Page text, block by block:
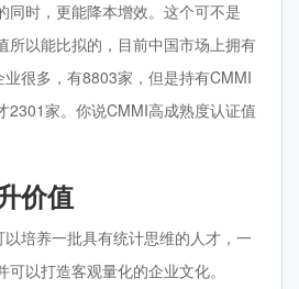
同时，更能降本增效。这个可不是
所以能比拟的，目前中国市场上拥有
很多，有8803家，但是持有CMMI
2301家。你说CMMI高成熟度认证值
价值
培养一批具有统计思维的人才，一
以打造客观量化的企业文化。